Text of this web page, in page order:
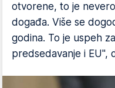
otvorene, to je
događa. Više se
godina. To je uspeh
predsedavanje i EU",